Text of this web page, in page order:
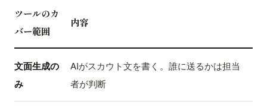
ツールのカ
バー範囲
内容
文面生成の
み
AIがスカウト文を書く。誰に送るかは担当
者が判断